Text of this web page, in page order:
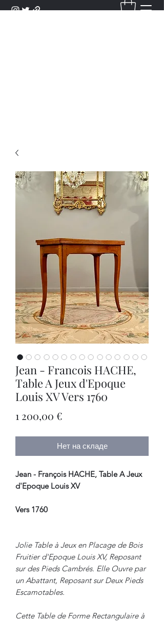
Jean - Francois HACHE,
Table A Jeux d'Epoque
Louis XV Vers 1760
1 200,00 €
Нет на складе
Jean - François HACHE, Table A Jeux
d'Epoque Louis XV
Vers 1760
Jolie Table à Jeux en Placage de Bois
Fruitier d'Epoque Louis XV, Reposant
sur des Pieds Cambrés. Elle Ouvre par
un Abattant, Reposant sur Deux Pieds
Escamotables.
Cette Table de Forme Rectangulaire à